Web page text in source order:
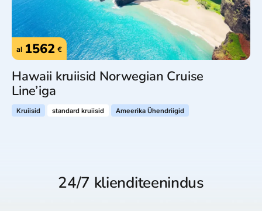
al 1562 €
Hawaii kruiisid Norwegian Cruise
Line’iga
Kruiisid standard kruiisid Ameerika Ühendriigid
24/7 klienditeenindus